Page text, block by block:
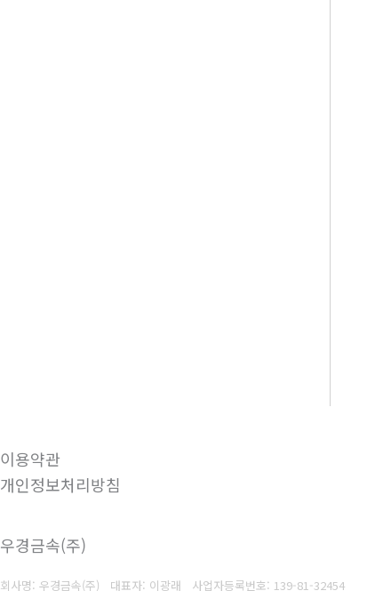
이용약관
개인정보처리방침
우경금속(주)
회사명: 우경금속(주) 대표자: 이광래 사업자등록번호: 139-81-32454